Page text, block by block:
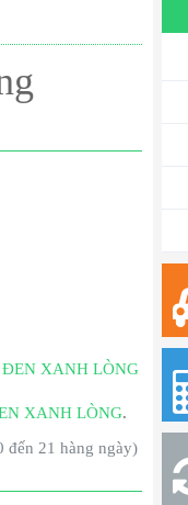
XANH LÒNG
XANH LÒNG.
đến 21 hàng ngày)